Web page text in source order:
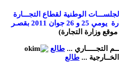
الوطنية لقطاع التجـــارة
يومي 25 و 26 جوان
2011 بقصـر
وزارة التجارة)
التجـــــاري ... طالع
... طالع